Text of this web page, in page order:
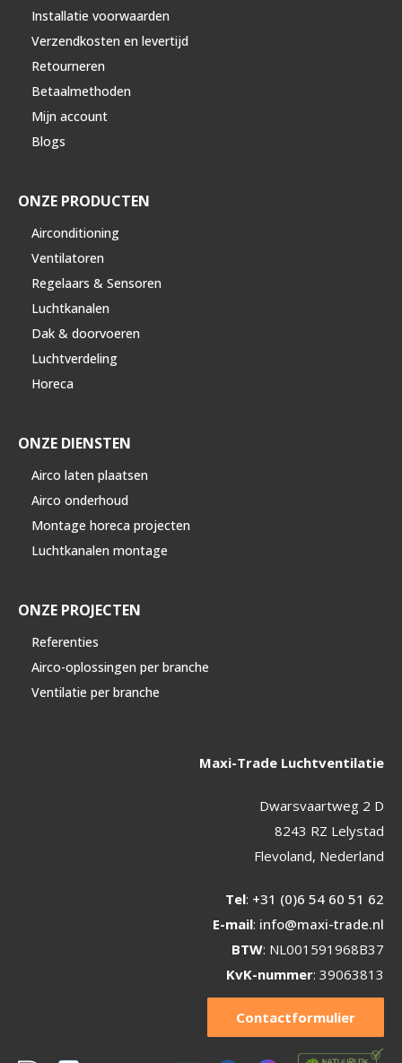
Installatie voorwaarden
Verzendkosten en levertijd
Retourneren
Betaalmethoden
Mijn account
Blogs
ONZE PRODUCTEN
Airconditioning
Ventilatoren
Regelaars & Sensoren
Luchtkanalen
Dak & doorvoeren
Luchtverdeling
Horeca
ONZE DIENSTEN
Airco laten plaatsen
Airco onderhoud
Montage horeca projecten
Luchtkanalen montage
ONZE PROJECTEN
Referenties
Airco-oplossingen per branche
Ventilatie per branche
Maxi-Trade Luchtventilatie
Dwarsvaartweg 2 D
8243 RZ Lelystad
Flevoland, Nederland
Tel: +31 (0)6 54 60 51 62
E-mail: info@maxi-trade.nl
BTW: NL001591968B37
KvK-nummer: 39063813
Contactformulier